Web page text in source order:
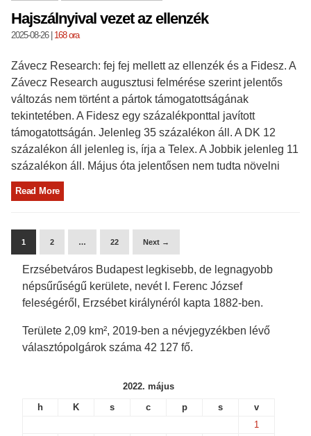
Hajszálnyival vezet az ellenzék
2025-08-26| 168 ora
Závecz Research: fej fej mellett az ellenzék és a Fidesz. A
Závecz Research augusztusi felmérése szerint jelentős
változás nem történt a pártok támogatottságának
tekintetében. A Fidesz egy százalékponttal javított
támogatottságán. Jelenleg 35 százalékon áll. A DK 12
százalékon áll jelenleg is, írja a Telex. A Jobbik jelenleg 11
százalékon áll. Május óta jelentősen nem tudta növelni
Read More
1 2 … 22 Next →
Erzsébetváros Budapest legkisebb, de legnagyobb
népsűrűségű kerülete, nevét I. Ferenc József
feleségéről, Erzsébet királynéról kapta 1882-ben.
Területe 2,09 km², 2019-ben a névjegyzékben lévő
választópolgárok száma 42 127 fő.
2022. május
h
K s c p s
v
1